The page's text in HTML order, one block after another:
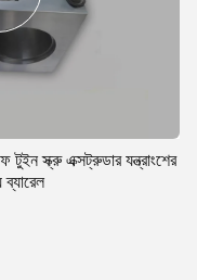
স্ক্রু এক্সট্রুডার যন্ত্রাংশের